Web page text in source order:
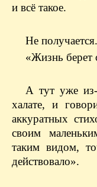
и всё такое.
Не получается.
«Жизнь берет
А тут уже
халате, и
аккуратных
своим
таким видом,
действовало».